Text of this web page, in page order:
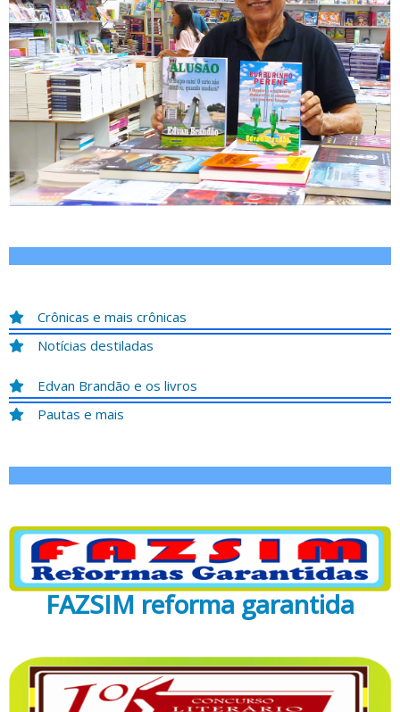
Crônicas e mais crônicas
Notícias destiladas
Edvan Brandão e os livros
Pautas e mais
FAZSIM reforma garantida